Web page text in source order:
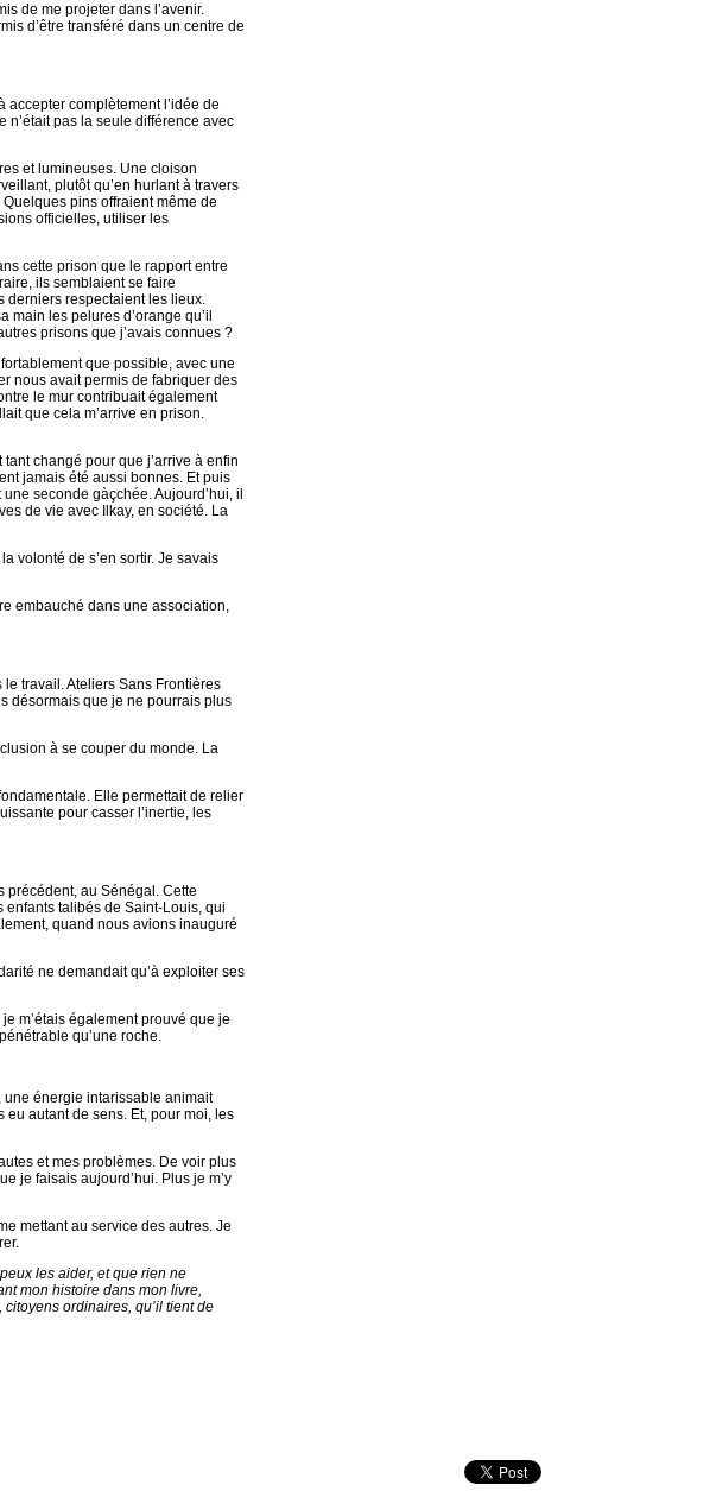
de me projeter dans l’avenir.
d’être transféré dans un centre de
complètement l’idée de
pas la seule différence avec
et lumineuses. Une cloison
plutôt qu’en hurlant à travers
pins offraient même de
officielles, utiliser les
cette prison que le rapport entre
ils semblaient se faire
derniers respectaient les lieux.
les pelures d’orange qu’il
prisons que j’avais connues ?
que possible, avec une
nous avait permis de fabriquer des
le mur contribuait également
que cela m’arrive en prison.
changé pour que j’arrive à enfin
jamais été aussi bonnes. Et puis
seconde gàçchée. Aujourd’hui, il
de vie avec Ilkay, en société. La
volonté de s’en sortir. Je savais
embauché dans une association,
travail. Ateliers Sans Frontières
désormais que je ne pourrais plus
à se couper du monde. La
Elle permettait de relier
pour casser l’inertie, les
précédent, au Sénégal. Cette
enfants talibés de Saint-Louis, qui
quand nous avions inauguré
ne demandait qu’à exploiter ses
m’étais également prouvé que je
qu’une roche.
une énergie intarissable animait
autant de sens. Et, pour moi, les
et mes problèmes. De voir plus
je faisais aujourd’hui. Plus je m’y
mettant au service des autres. Je
les aider, et que rien ne
mon histoire dans mon livre,
citoyens ordinaires, qu’il tient de